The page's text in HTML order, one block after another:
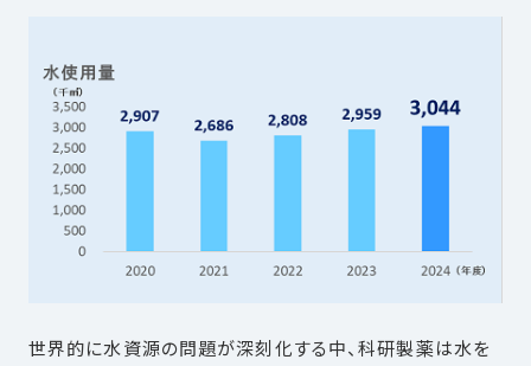
世界的に水資源の問題が深刻化する中、科研製薬は水を